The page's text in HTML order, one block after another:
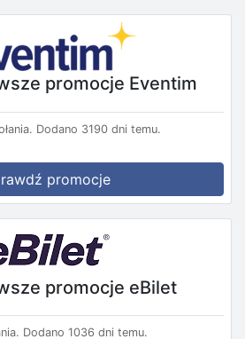
promocje Eventim
Dodano 3190 dni temu.
promocje
promocje eBilet
Dodano 1036 dni temu.